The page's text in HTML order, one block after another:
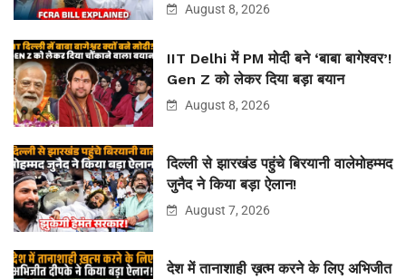
August 8, 2026
IIT Delhi में PM मोदी बने ‘बाबा बागेश्वर’!
Gen Z को लेकर दिया बड़ा बयान
August 8, 2026
दिल्ली से झारखंड पहुंचे बिरयानी वालेमोहम्मद
जुनैद ने किया बड़ा ऐलान!
August 7, 2026
देश में तानाशाही ख़त्म करने के लिए अभिजीत